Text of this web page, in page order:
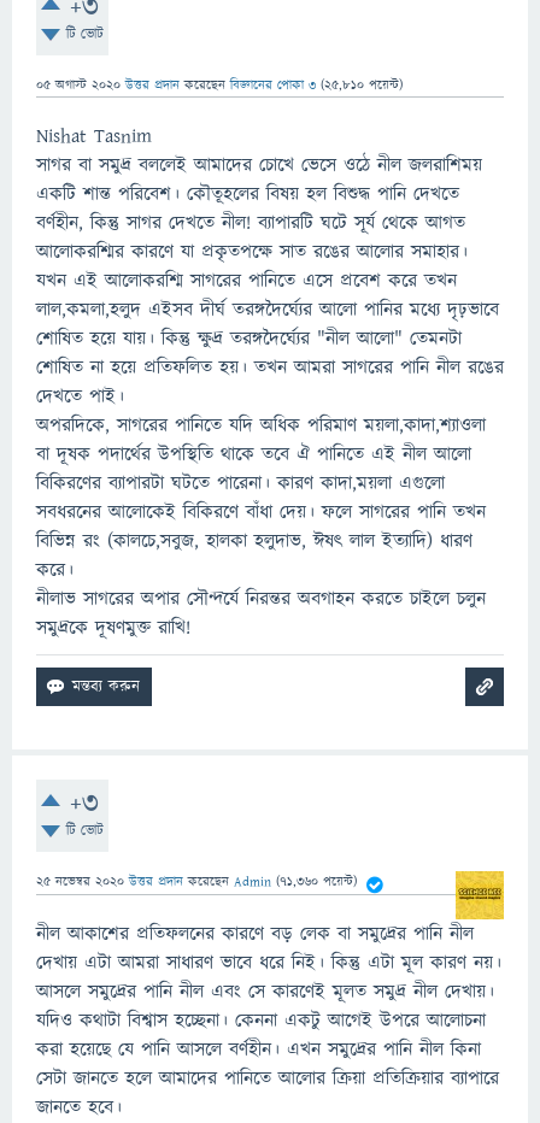
টি ভোট
05 অগাস্ট 2020 উত্তর প্রদান করেছেনবিজ্ঞানের পোকা ৩ (25,810 পয়েন্ট)
Nishat Tasnim
সাগর বা সমুদ্র বললেই আমাদের চোখে ভেসে ওঠে নীল জলরাশিময়
একটি শান্ত পরিবেশ। কৌতূহলের বিষয় হল বিশুদ্ধ পানি দেখতে
বর্ণহীন, কিন্তু সাগর দেখতে নীল! ব্যাপারটি ঘটে সূর্য থেকে আগত
আলোকরশ্মির কারণে যা প্রকৃতপক্ষে সাত রঙের আলোর সমাহার।
যখন এই আলোকরশ্মি সাগরের পানিতে এসে প্রবেশ করে তখন
লাল,কমলা,হলুদ এইসব দীর্ঘ তরঙ্গদৈর্ঘ্যের আলো পানির মধ্যে দৃঢ়ভাবে
শোষিত হয়ে যায়। কিন্তু ক্ষুদ্র তরঙ্গদৈর্ঘ্যের "নীল আলো" তেমনটা
শোষিত না হয়ে প্রতিফলিত হয়। তখন আমরা সাগরের পানি নীল রঙের
দেখতে পাই।
অপরদিকে, সাগরের পানিতে যদি অধিক পরিমাণ ময়লা,কাদা,শ্যাওলা
বা দূষক পদার্থের উপস্থিতি থাকে তবে ঐ পানিতে এই নীল আলো
বিকিরণের ব্যাপারটা ঘটতে পারেনা। কারণ কাদা,ময়লা এগুলো
সবধরনের আলোকেই বিকিরণে বাঁধা দেয়। ফলে সাগরের পানি তখন
বিভিন্ন রং (কালচে,সবুজ, হালকা হলুদাভ, ঈষৎ লাল ইত্যাদি) ধারণ
করে।
নীলাভ সাগরের অপার সৌন্দর্যে নিরন্তর অবগাহন করতে চাইলে চলুন
সমুদ্রকে দূষণমুক্ত রাখি!
+3
টি ভোট
25 নভেম্বর 2020 উত্তর প্রদান করেছেন Admin (71,360 পয়েন্ট)
নীল আকাশের প্রতিফলনের কারণে বড় লেক বা সমুদ্রের পানি নীল
দেখায় এটা আমরা সাধারণ ভাবে ধরে নিই। কিন্তু এটা মূল কারণ নয়।
আসলে সমুদ্রের পানি নীল এবং সে কারণেই মূলত সমুদ্র নীল দেখায়।
যদিও কথাটা বিশ্বাস হচ্ছেনা। কেননা একটু আগেই উপরে আলোচনা
করা হয়েছে যে পানি আসলে বর্ণহীন। এখন সমুদ্রের পানি নীল কিনা
সেটা জানতে হলে আমাদের পানিতে আলোর ক্রিয়া প্রতিক্রিয়ার ব্যাপারে
জানতে হবে।